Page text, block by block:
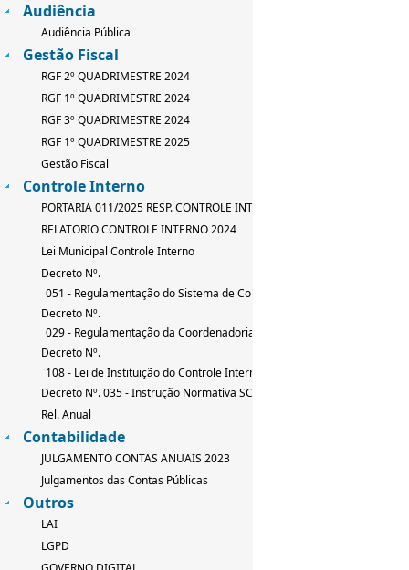
Audiência
Audiência Pública
Gestão Fiscal
RGF 2º QUADRIMESTRE 2024
RGF 1º QUADRIMESTRE 2024
RGF 3º QUADRIMESTRE 2024
RGF 1º QUADRIMESTRE 2025
Gestão Fiscal
Controle Interno
PORTARIA 011/2025 RESP. CONTROLE INTERNO
RELATORIO CONTROLE INTERNO 2024
Lei Municipal Controle Interno
Decreto Nº.
051 - Regulamentação do Sistema de Controle Interno
Decreto Nº.
029 - Regulamentação da Coordenadoria de Controle Interno
Decreto Nº.
108 - Lei de Instituição do Controle Interno
Decreto Nº. 035 - Instrução Normativa SCI
Rel. Anual
Contabilidade
JULGAMENTO CONTAS ANUAIS 2023
Julgamentos das Contas Públicas
Outros
LAI
LGPD